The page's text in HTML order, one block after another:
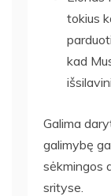
tokius
kad
Galima
galimybę
sėkmingos
srityse.